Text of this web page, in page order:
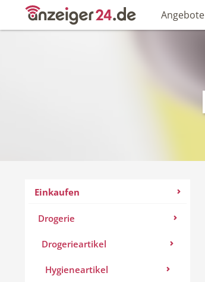
Angebote
Einkaufen
Drogerie
Drogerieartikel
Hygieneartikel